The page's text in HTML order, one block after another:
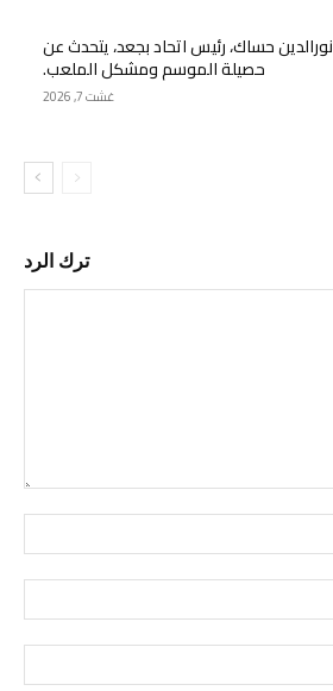
نورالدين حساك، رئيس اتحاد بجعد، يتحدث عن
حصيلة الموسم ومشكل الملعب.
غشت 7, 2026
ترك الرد